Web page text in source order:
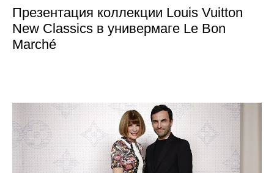
Презентация коллекции Louis Vuitton
New Classics в универмаге Le Bon
Marché